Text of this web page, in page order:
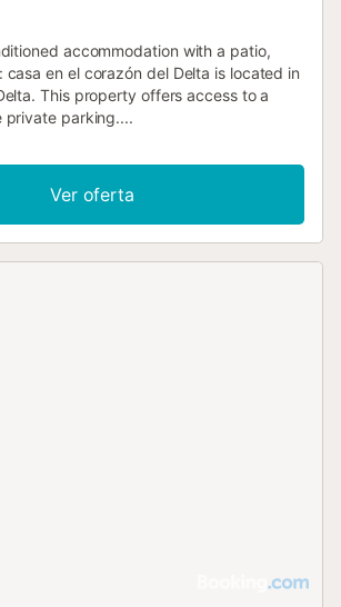
accommodation with a patio,
casa en el corazón del Delta is located in
This property offers access to a
private parking....
Ver oferta